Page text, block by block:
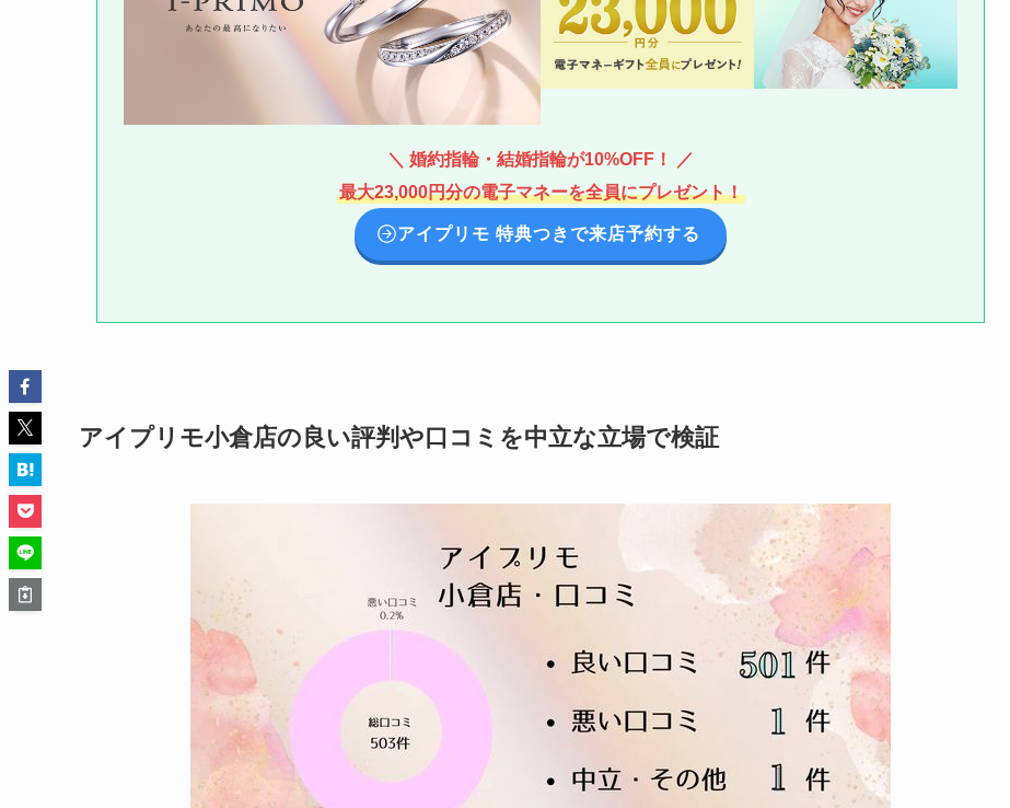
＼ 婚約指輪・結婚指輪が10%OFF！ ／
最大23,000円分の電子マネーを全員にプレゼント！
アイプリモ 特典つきで来店予約する
アイプリモ小倉店の良い評判や口コミを中立な立場で検証